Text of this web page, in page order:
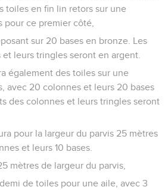
toiles en fin lin retors sur une
pour ce premier côté,
sur 20 bases en bronze. Les
leurs tringles seront en argent.
également des toiles sur une
avec 20 colonnes et leurs 20 bases
des colonnes et leurs tringles seront
pour la largeur du parvis 25 mètres
et leurs 10 bases.
mètres de largeur du parvis,
de toiles pour une aile, avec 3